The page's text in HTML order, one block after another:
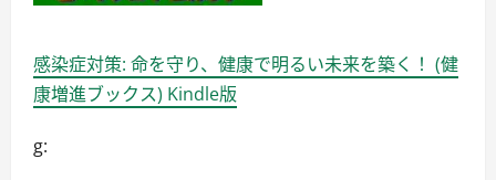
感染症対策: 命を守り、健康で明るい未来を築く！ (健
康増進ブックス) Kindle版
g: